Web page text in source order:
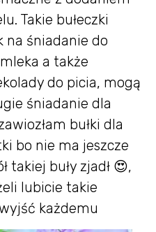
Takie bułeczki
na śniadanie do
a także
do picia, mogą
śniadanie dla
bułki dla
bo nie ma jeszcze
takiej buły zjadł 😍,
lubicie takie
każdemu